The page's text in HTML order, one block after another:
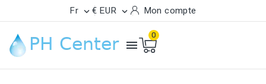
Fr  € EUR  Mon compte

0